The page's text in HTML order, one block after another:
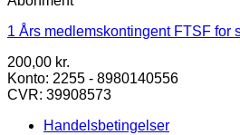
1 Års medlemskontingent FTSF for
200,00 kr.
Konto: 2255 - 8980140556
CVR: 39908573
Handelsbetingelser